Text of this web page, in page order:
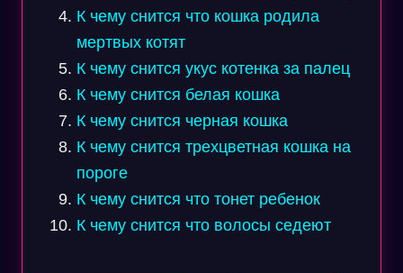
К чему снится что кошка родила
мертвых котят
К чему снится укус котенка за палец
К чему снится белая кошка
К чему снится черная кошка
К чему снится трехцветная кошка на
пороге
К чему снится что тонет ребенок
К чему снится что волосы седеют